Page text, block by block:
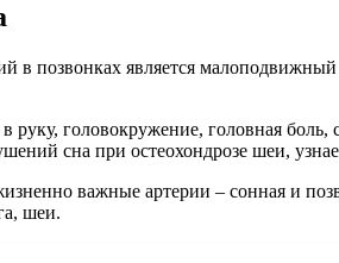
в позвонках является малоподвижный
головокружение, головная боль,
сна при остеохондрозе шеи,
важные артерии – сонная и
шеи.